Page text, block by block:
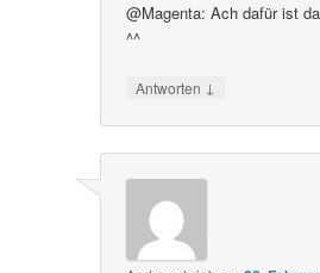
@Magenta: Ach dafür ist
^^
Antworten ↓